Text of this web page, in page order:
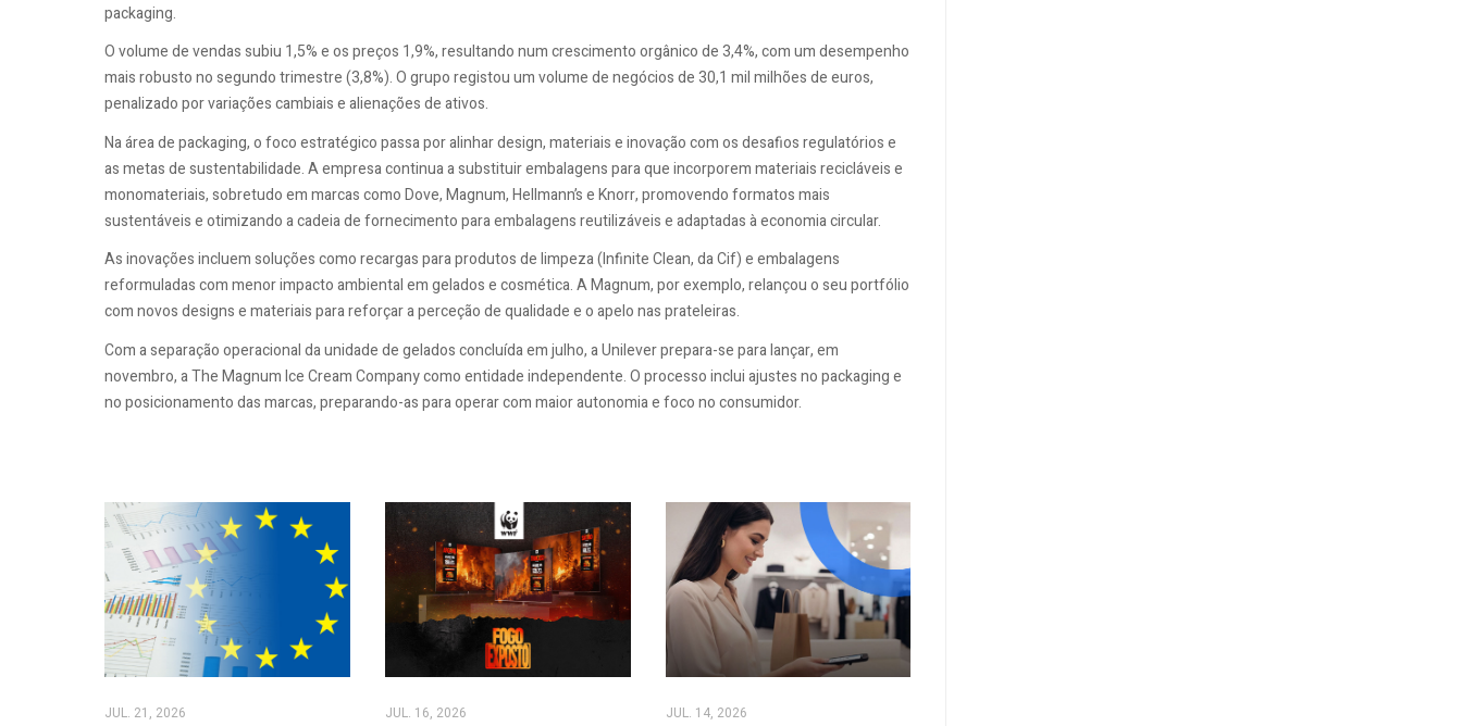
packaging.
O volume de vendas subiu 1,5% e os preços 1,9%, resultando num crescimento orgânico de 3,4%, com um desempenho
mais robusto no segundo trimestre (3,8%). O grupo registou um volume de negócios de 30,1 mil milhões de euros,
penalizado por variações cambiais e alienações de ativos.
Na área de packaging, o foco estratégico passa por alinhar design, materiais e inovação com os desafios regulatórios e
as metas de sustentabilidade. A empresa continua a substituir embalagens para que incorporem materiais recicláveis e
monomateriais, sobretudo em marcas como Dove, Magnum, Hellmann’s e Knorr, promovendo formatos mais
sustentáveis e otimizando a cadeia de fornecimento para embalagens reutilizáveis e adaptadas à economia circular.
As inovações incluem soluções como recargas para produtos de limpeza (Infinite Clean, da Cif) e embalagens
reformuladas com menor impacto ambiental em gelados e cosmética. A Magnum, por exemplo, relançou o seu portfólio
com novos designs e materiais para reforçar a perceção de qualidade e o apelo nas prateleiras.
Com a separação operacional da unidade de gelados concluída em julho, a Unilever prepara-se para lançar, em
novembro, a The Magnum Ice Cream Company como entidade independente. O processo inclui ajustes no packaging e
no posicionamento das marcas, preparando-as para operar com maior autonomia e foco no consumidor.
JUL. 21, 2026 JUL. 16, 2026 JUL. 14, 2026